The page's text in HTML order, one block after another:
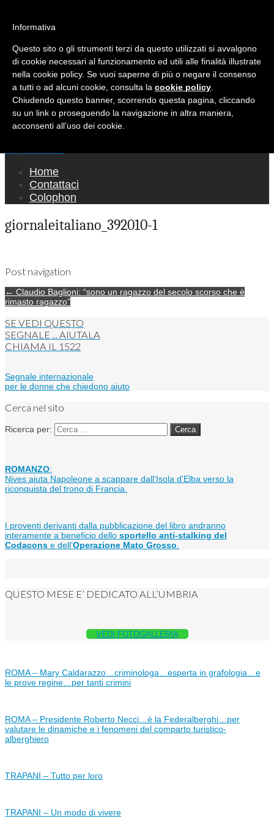
Mondo Italiano nel Mondo
LE INTERVISTE SONO AGLI ITALIANI CHE
RICOPRONO RUOLI ISTITUZIONALI, A
QUELLI CHE RAPPRESENTANO LA SOCIETÀ E
A CHI È UN "COMUNE CITTADINO" ...
PER TUTTO QUESTO SIAMO "ORGOGLIOSI
DI ESSERE ITALIANI"
Home
Contattaci
Colophon
giornaleitaliano_392010-1
Post navigation
← Claudio Baglioni: “sono un ragazzo del secolo scorso che è
rimasto ragazzo”
SE VEDI QUESTO
SEGNALE ... AIUTALA
CHIAMA IL 1522
Segnale internazionale
per le donne che chiedono aiuto
Cerca nel sito
Ricerca per:
ROMANZO:
Nives aiuta Napoleone a scappare dall'Isola d'Elba verso la
riconquista del trono di Francia.
I proventi derivanti dalla pubblicazione del libro andranno
interamente a beneficio dello sportello anti-stalking del
Codacons e dell’Operazione Mato Grosso
QUESTO MESE E’ DEDICATO ALL’UMBRIA
VEDI FOTOGALLERIA
ROMA – Mary Caldarazzo…criminologa…esperta in grafologia…e
le prove regine…per tanti crimini
ROMA – Presidente Roberto Necci…è la Federalberghi…per
valutare le dinamiche e i fenomeni del comparto turistico-
alberghiero
TRAPANI – Tutto per loro
TRAPANI – Un modo di vivere
Informativa
Questo sito o gli strumenti terzi da questo utilizzati si avvalgono
di cookie necessari al funzionamento ed utili alle finalità illustrate
nella cookie policy. Se vuoi saperne di più o negare il consenso
a tutti o ad alcuni cookie, consulta la cookie policy
Chiudendo questo banner, scorrendo questa pagina, cliccando
su un link o proseguendo la navigazione in altra maniera,
acconsenti all’uso dei cookie.